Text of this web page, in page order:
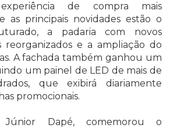
de compra mais
as principais novidades estão o
a padaria com novos
reorganizados e a ampliação do
A fachada também ganhou um
um painel de LED de mais de
que exibirá diariamente
promocionais.
Júnior Dapé, comemorou o